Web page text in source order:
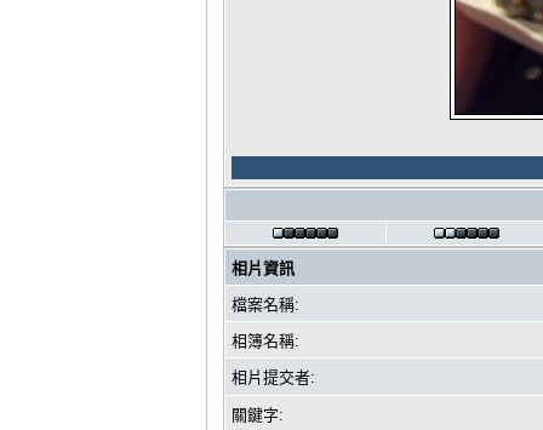
相片資訊
檔案名稱:
相簿名稱:
相片提交者:
關鍵字: